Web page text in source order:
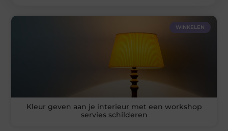
WINKELEN
Kleur geven aan je interieur met een workshop
servies schilderen